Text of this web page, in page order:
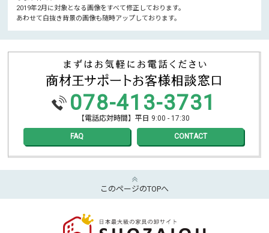
2019年2月に対象となる画像をすべて修正しております。
あわせて白抜き背景の画像も随時アップしております。
078-413-3731
【電話応対時間】平日 9:00 - 17:30
FAQ CONTACT
このページのTOPへ